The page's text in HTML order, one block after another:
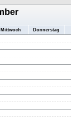
Mittwoch Donnerstag